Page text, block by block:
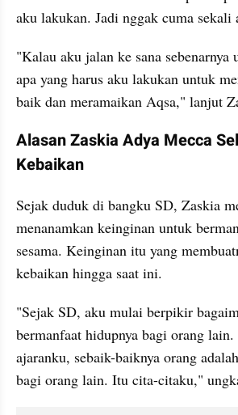
aku lakukan. Jadi nggak cuma sekali
"Kalau aku jalan ke sana sebenarnya
apa yang harus aku lakukan untuk
baik dan meramaikan Aqsa," lanjut
Alasan Zaskia Adya Mecca
Kebaikan
Sejak duduk di bangku SD, Zaskia
menanamkan keinginan untuk
sesama. Keinginan itu yang
kebaikan hingga saat ini.
"Sejak SD, aku mulai berpikir
bermanfaat hidupnya bagi orang
ajaranku, sebaik-baiknya orang
bagi orang lain. Itu cita-citaku,"